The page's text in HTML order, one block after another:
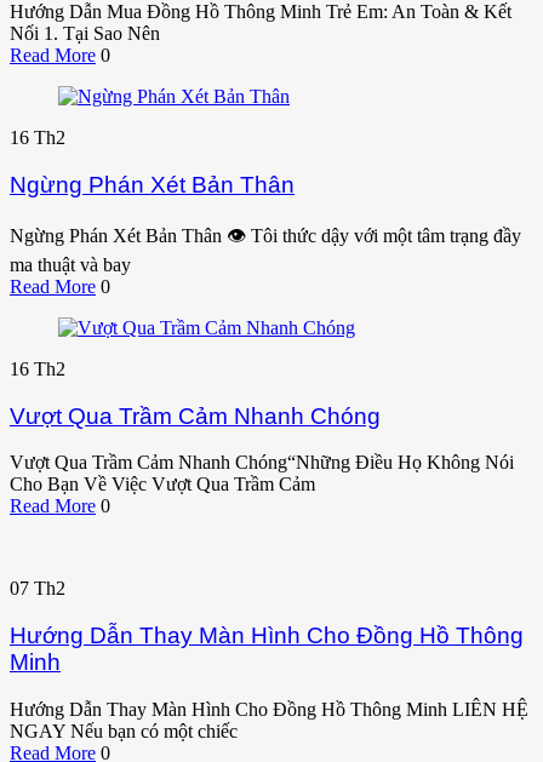
Hướng Dẫn Mua Đồng Hồ Thông Minh Trẻ Em: An Toàn & Kết
Nối 1. Tại Sao Nên
Read More 0
16 Th2
Ngừng Phán Xét Bản Thân
Ngừng Phán Xét Bản Thân 👁️ Tôi thức dậy với một tâm trạng đầy
ma thuật và bay
Read More 0
16 Th2
Vượt Qua Trầm Cảm Nhanh Chóng
Vượt Qua Trầm Cảm Nhanh Chóng“Những Điều Họ Không Nói
Cho Bạn Về Việc Vượt Qua Trầm Cảm
Read More 0
07 Th2
Hướng Dẫn Thay Màn Hình Cho Đồng Hồ Thông
Minh
Hướng Dẫn Thay Màn Hình Cho Đồng Hồ Thông Minh LIÊN HỆ
NGAY Nếu bạn có một chiếc
Read More 0